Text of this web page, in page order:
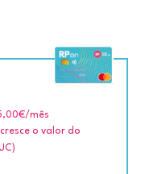
/mês
o valor do